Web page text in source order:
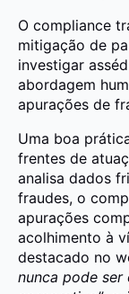
O compliance
mitigação de
investigar
abordagem
apurações de
Uma boa
frentes de
analisa dados
fraudes, o
apurações
acolhimento à
destacado no
nunca pode